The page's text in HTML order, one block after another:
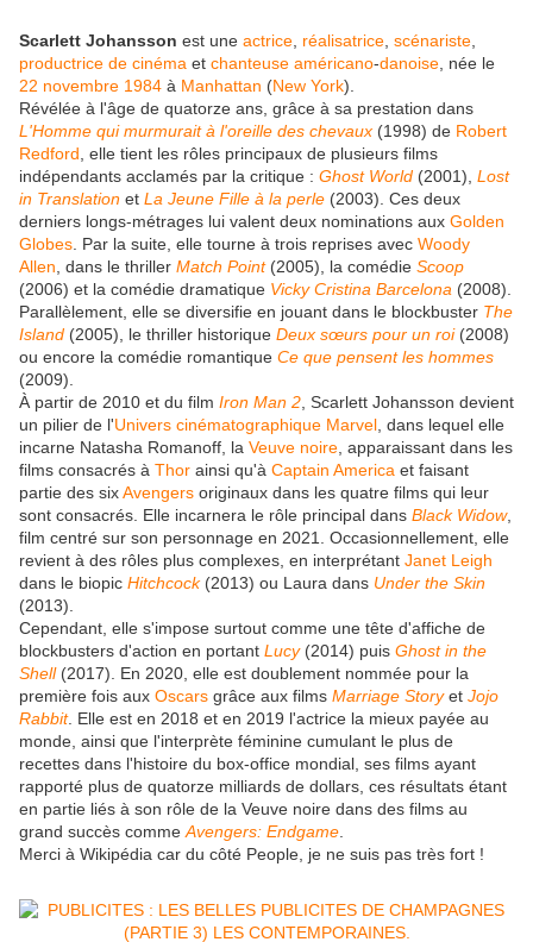
Scarlett Johansson est une actrice réalisatrice scénariste
productrice de cinéma et chanteuse américano-danoise , née le
22 novembre 1984 à Manhattan (New York).
Révélée à l'âge de quatorze ans, grâce à sa prestation dans
L'Homme qui murmurait à l'oreille des chevaux (1998) de Robert
Redford , elle tient les rôles principaux de plusieurs films
indépendants acclamés par la critique : Ghost World (2001), Lost
in Translation et La Jeune Fille à la perle (2003). Ces deux
derniers longs-métrages lui valent deux nominations aux Golden
Globes . Par la suite, elle tourne à trois reprises avec Woody
Allen , dans le thriller Match Point(2005), la comédie Scoop
(2006) et la comédie dramatique Vicky Cristina Barcelona (2008).
Parallèlement, elle se diversifie en jouant dans le blockbuster The
Island (2005), le thriller historique Deux sœurs pour un roi(2008)
ou encore la comédie romantique Ce que pensent les hommes
(2009).
À partir de 2010 et du film Iron Man 2 , Scarlett Johansson devient
un pilier de l'Univers cinématographique Marvel , dans lequel elle
incarne Natasha Romanoff, la Veuve noire , apparaissant dans les
films consacrés à Thor ainsi qu'à Captain America et faisant
partie des sixAvengers originaux dans les quatre films qui leur
sont consacrés. Elle incarnera le rôle principal dans Black Widow,
film centré sur son personnage en 2021. Occasionnellement, elle
revient à des rôles plus complexes, en interprétant Janet Leigh
dans le biopic Hitchcock(2013) ou Laura dans Under the Skin
(2013).
Cependant, elle s'impose surtout comme une tête d'affiche de
blockbusters d'action en portant Lucy(2014) puis Ghost in the
Shell(2017). En 2020, elle est doublement nommée pour la
première fois aux Oscars grâce aux films Marriage Storyet Jojo
Rabbit. Elle est en 2018 et en 2019 l'actrice la mieux payée au
monde, ainsi que l'interprète féminine cumulant le plus de
recettes dans l'histoire du box-office mondial, ses films ayant
rapporté plus de quatorze milliards de dollars, ces résultats étant
en partie liés à son rôle de la Veuve noire dans des films au
grand succès comme Avengers: Endgame
Merci à Wikipédia car du côté People, je ne suis pas très fort !